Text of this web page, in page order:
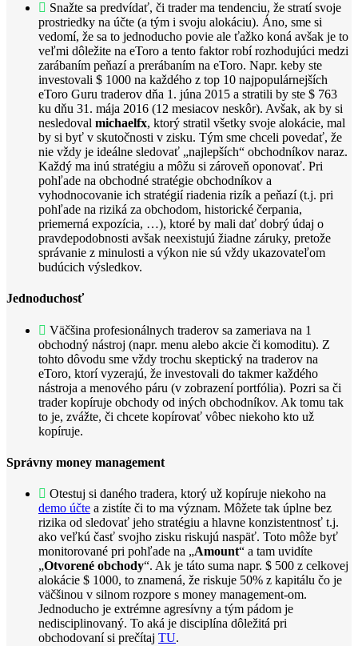
Snažte sa predvídať, či trader ma tendenciu, že stratí svoje
prostriedky na účte (a tým i svoju alokáciu). Áno, sme si
vedomí, že sa to jednoducho povie ale ťažko koná avšak je to
veľmi dôležite na eToro a tento faktor robí rozhodujúci medzi
zarábaním peňazí a prerábaním na eToro. Napr. keby ste
investovali $ 1000 na každého z top 10 najpopulárnejších
eToro Guru traderov dňa 1. júna 2015 a stratili by ste $ 763
ku dňu 31. mája 2016 (12 mesiacov neskôr). Avšak, ak by si
nesledoval michaelfx, ktorý stratil všetky svoje alokácie, mal
by si byť v skutočnosti v zisku. Tým sme chceli povedať, že
nie vždy je ideálne sledovať „najlepších“ obchodníkov naraz.
Každý ma inú stratégiu a môžu si zároveň oponovať. Pri
pohľade na obchodné stratégie obchodníkov a
vyhodnocovanie ich stratégií riadenia rizík a peňazí (t.j. pri
pohľade na riziká za obchodom, historické čerpania,
priemerná expozícia, …), ktoré by mali dať dobrý údaj o
pravdepodobnosti avšak neexistujú žiadne záruky, pretože
správanie z minulosti a výkon nie sú vždy ukazovateľom
budúcich výsledkov.
Jednoduchosť
Väčšina profesionálnych traderov sa zameriava na 1
obchodný nástroj (napr. menu alebo akcie či komoditu). Z
tohto dôvodu sme vždy trochu skeptický na traderov na
eToro, ktorí vyzerajú, že investovali do takmer každého
nástroja a menového páru (v zobrazení portfólia). Pozri sa či
trader kopíruje obchody od iných obchodníkov. Ak tomu tak
to je, zvážte, či chcete kopírovať vôbec niekoho kto už
kopíruje.
Správny money management
Otestuj si daného tradera, ktorý už kopíruje niekoho na
demo účte a zistíte či to ma význam. Môžete tak úplne bez
rizika od sledovať jeho stratégiu a hlavne konzistentnosť t.j.
ako veľkú časť svojho zisku riskujú naspäť. Toto môže byť
monitorované pri pohľade na „Amount“ a tam uvidíte
„Otvorené obchody“. Ak je táto suma napr. $ 500 z celkovej
alokácie $ 1000, to znamená, že riskuje 50% z kapitálu čo je
väčšinou v silnom rozpore s money management-om.
Jednoducho je extrémne agresívny a tým pádom je
nedisciplinovaný. To aká je disciplína dôležitá pri
obchodovaní si prečítaj TU.